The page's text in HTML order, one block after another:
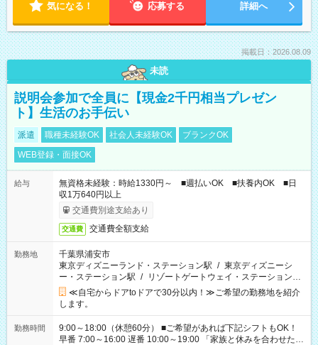
気になる！ 応募する 詳細へ
掲載日：2026.08.09
未読
説明会参加で全員に【現金2千円相当プレゼン
ト】生活のお手伝い
派遣 職種未経験OK 社会人未経験OK
ブランクOK
WEB登録・面接OK
給与
無資格未経験：時給1330円～ ■週払いOK ■扶養内OK ■日
収1万640円以上
交通費別途支給あり
交通費 交通費全額支給
勤務地
千葉県浦安市
東京ディズニーランド・ステーション駅 / 東京ディズニーシ
ー・ステーション駅 / リゾートゲートウェイ・ステーション駅
/
…
≪自宅からドアtoドアで30分以内！≫ご希望の勤務地を紹介
します。
勤務時間
9:00～18:00（休憩60分） ■ご希望があれば下記シフトもOK！
早番 7:00～16:00 遅番 10:00～19:00 「家族と休みを合わせた